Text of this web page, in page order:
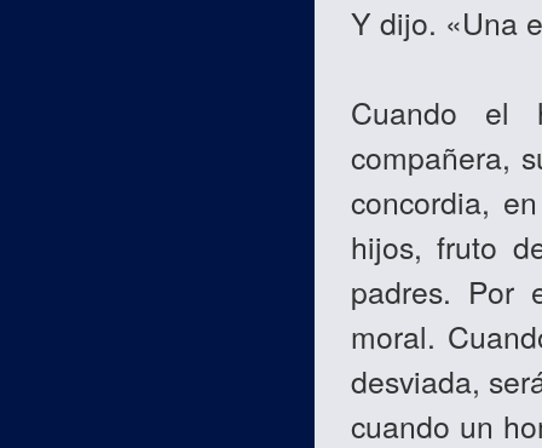
Y dijo. «Una
Cuando el
compañera,
concordia,
hijos, fruto
padres. Por
moral.
desviada,
cuando un